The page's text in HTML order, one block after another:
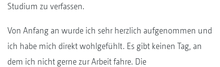
Studium zu verfassen.
Von Anfang an wurde ich sehr herzlich aufgenommen und
ich habe mich direkt wohlgefühlt. Es gibt keinen Tag, an
dem ich nicht gerne zur Arbeit fahre. Die